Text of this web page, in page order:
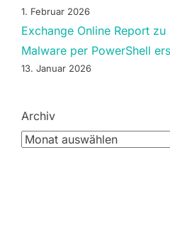
1. Februar 2026
Exchange Online Report zu
Malware per PowerShell
13. Januar 2026
Archiv